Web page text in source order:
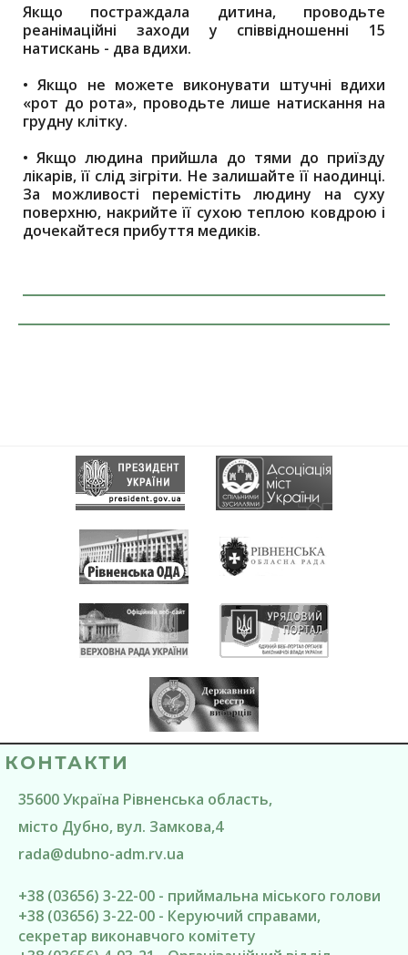
Якщо постраждала дитина, проводьте
реанімаційні заходи у співвідношенні 15
натискань - два вдихи.
• Якщо не можете виконувати штучні вдихи
«рот до рота», проводьте лише натискання на
грудну клітку.
• Якщо людина прийшла до тями до приїзду
лікарів, її слід зігріти. Не залишайте її наодинці.
За можливості перемістіть людину на суху
поверхню, накрийте її сухою теплою ковдрою і
дочекайтеся прибуття медиків.
КОНТАКТИ
35600Україна Рівненська область,
місто Дубно, вул. Замкова,4
rada@dubno-adm.rv.ua
+38 (03656) 3-22-00 - приймальна міського голови
+38 (03656) 3-22-00 - Керуючий справами,
секретар виконавчого комітету